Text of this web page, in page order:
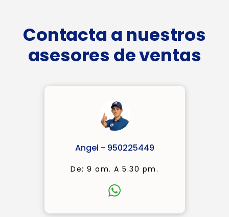
Contacta a nuestros
asesores de ventas
Angel - 950225449
De: 9 am. A 5.30 pm.